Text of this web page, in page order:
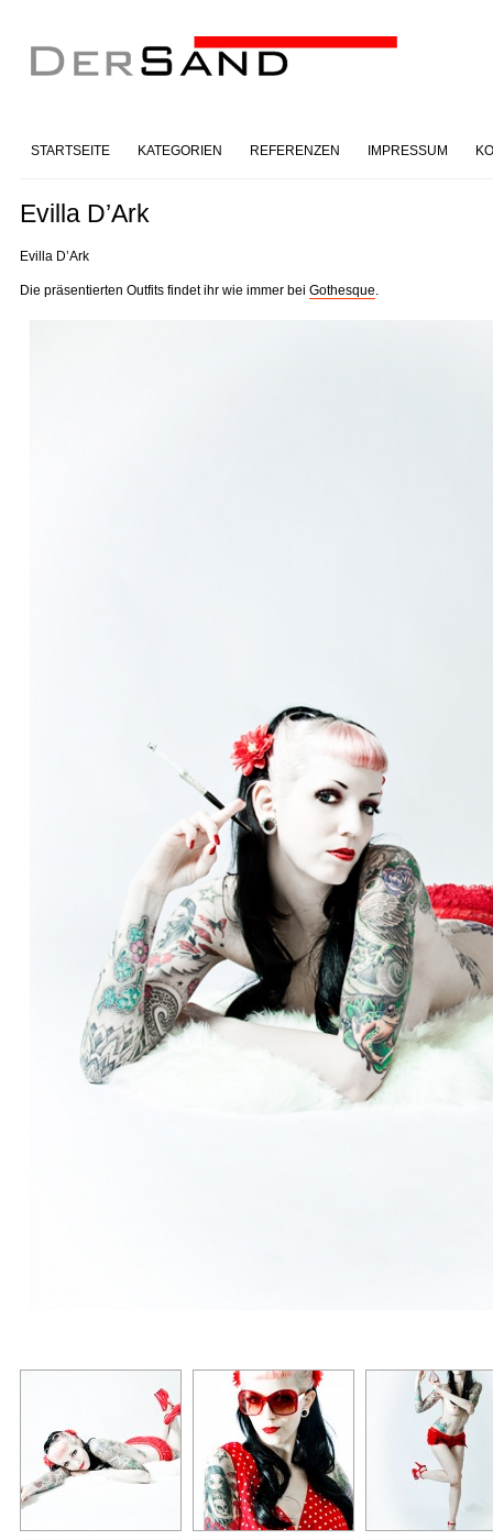
STARTSEITE KATEGORIEN REFERENZEN IMPRESSUM
Evilla D’Ark
Evilla D’Ark
Die präsentierten Outfits findet ihr wie immer bei Gothesque.